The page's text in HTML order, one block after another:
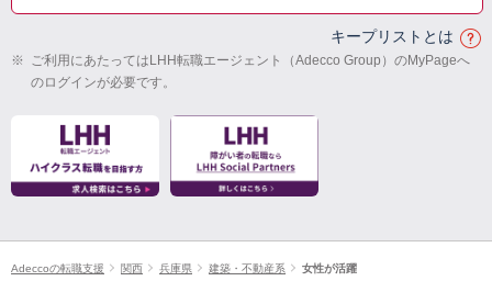
キープリストとは
※ ご利用にあたってはLHH転職エージェント（Adecco Group）のMyPageへ
のログインが必要です。
Adeccoの転職支援 関西 兵庫県 建築・不動産系 女性が活躍